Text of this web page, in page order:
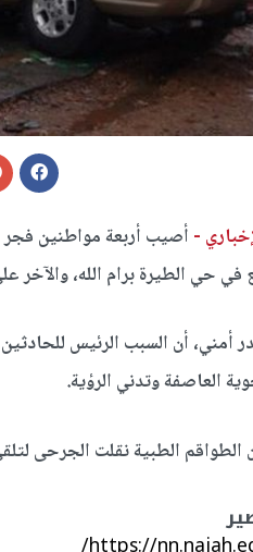
- أصيب أربعة مواطنين
في حي الطيرة برام الله، والآخر
أمني، أن السبب الرئيس
العاصفة وتدني الرؤية.
الطبية نقلت الجرحى